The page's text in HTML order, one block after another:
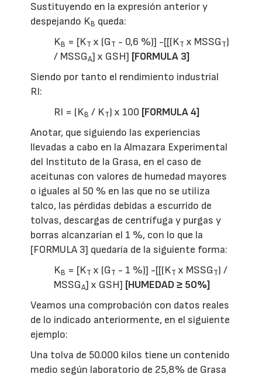
Sustituyendo en la expresión anterior y
despejando KB queda:
KB = [KT x (GT - 0,6 %)] -[[(KT x MSSGT)
/ MSSGA] x GSH] [FORMULA 3]
Siendo por tanto el rendimiento industrial
RI:
RI = (KB / KT) x 100 [FORMULA 4]
Anotar, que siguiendo las experiencias
llevadas a cabo en la Almazara Experimental
del Instituto de la Grasa, en el caso de
aceitunas con valores de humedad mayores
o iguales al 50 % en las que no se utiliza
talco, las pérdidas debidas a escurrido de
tolvas, descargas de centrífuga y purgas y
borras alcanzarían el 1 %, con lo que la
[FORMULA 3] quedaría de la siguiente forma:
KB = [KT x (GT - 1 %)] -[[(KT x MSSGT) /
MSSGA] x GSH] [HUMEDAD ≥ 50%]
Veamos una comprobación con datos reales
de lo indicado anteriormente, en el siguiente
ejemplo:
Una tolva de 50.000 kilos tiene un contenido
medio según laboratorio de 25,8% de Grasa